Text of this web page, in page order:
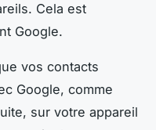
Cela est
Google.
vos contacts
Google, comme
sur votre appareil